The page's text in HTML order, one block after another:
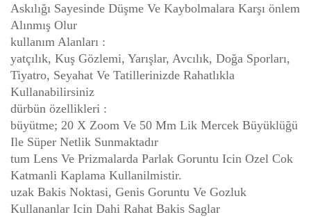
Askılığı Sayesinde Düşme Ve Kaybolmalara Karşı önlem
Alınmış Olur
kullanım Alanları :
yatçılık, Kuş Gözlemi, Yarışlar, Avcılık, Doğa Sporları,
Tiyatro, Seyahat Ve Tatillerinizde Rahatlıkla
Kullanabilirsiniz
dürbün özellikleri :
büyütme; 20 X Zoom Ve 50 Mm Lik Mercek Büyüklüğü
Ile Süper Netlik Sunmaktadır
tum Lens Ve Prizmalarda Parlak Goruntu Icin Ozel Cok
Katmanli Kaplama Kullanilmistir.
uzak Bakis Noktasi, Genis Goruntu Ve Gozluk
Kullananlar Icin Dahi Rahat Bakis Saglar